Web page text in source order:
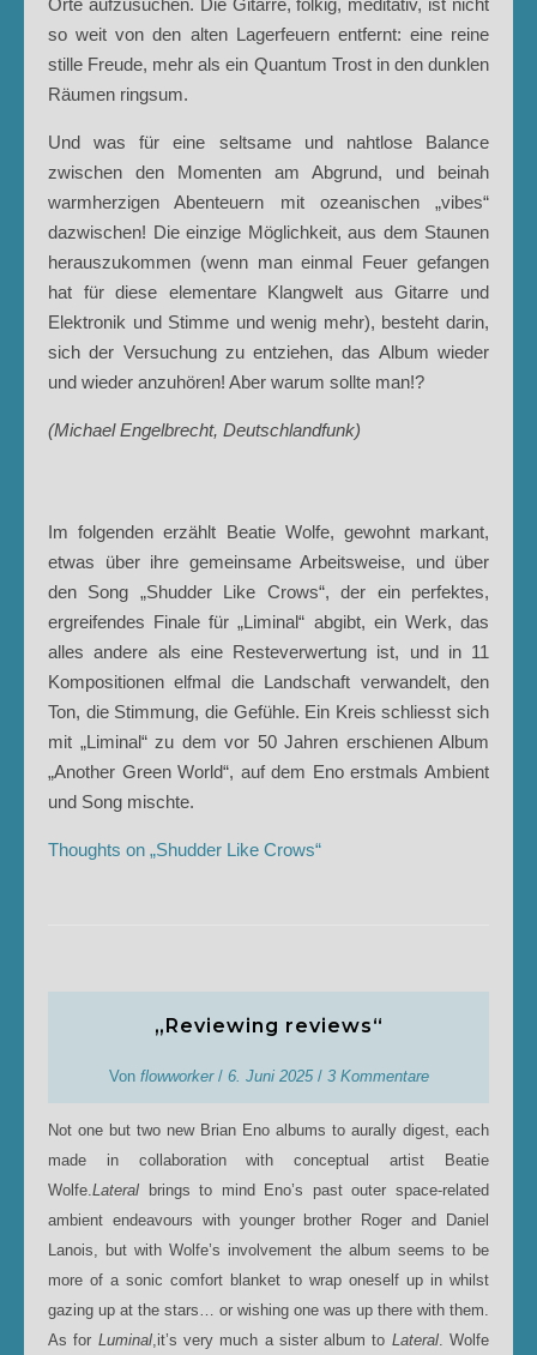
Orte aufzusuchen. Die Gitarre, folkig, meditativ, ist nicht
so weit von den alten Lagerfeuern entfernt: eine reine
stille Freude, mehr als ein Quantum Trost in den dunklen
Räumen ringsum.
Und was für eine seltsame und nahtlose Balance
zwischen den Momenten am Abgrund, und beinah
warmherzigen Abenteuern mit ozeanischen „vibes“
dazwischen! Die einzige Möglichkeit, aus dem Staunen
herauszukommen (wenn man einmal Feuer gefangen
hat für diese elementare Klangwelt aus Gitarre und
Elektronik und Stimme und wenig mehr), besteht darin,
sich der Versuchung zu entziehen, das Album wieder
und wieder anzuhören! Aber warum sollte man!?
(Michael Engelbrecht, Deutschlandfunk)
Im folgenden erzählt Beatie Wolfe, gewohnt markant,
etwas über ihre gemeinsame Arbeitsweise, und über
den Song „Shudder Like Crows“, der ein perfektes,
ergreifendes Finale für „Liminal“ abgibt, ein Werk, das
alles andere als eine Resteverwertung ist, und in 11
Kompositionen elfmal die Landschaft verwandelt, den
Ton, die Stimmung, die Gefühle. Ein Kreis schliesst sich
mit „Liminal“ zu dem vor 50 Jahren erschienen Album
„Another Green World“, auf dem Eno erstmals Ambient
und Song mischte.
Thoughts on „Shudder Like Crows“
„Reviewing reviews“
Von flowworker / 6. Juni 2025 / 3 Kommentare
Not one but two new Brian Eno albums to aurally digest, each
made in collaboration with conceptual artist Beatie
Wolfe.Lateral
brings to mind Eno’s past outer space-related
ambient endeavours with younger brother Roger and Daniel
Lanois, but with Wolfe’s involvement the album seems to be
more of a sonic comfort blanket to wrap oneself up in whilst
gazing up at the stars… or wishing one was up there with them.
As for Luminal,it’s very much a sister album to Lateral. Wolfe